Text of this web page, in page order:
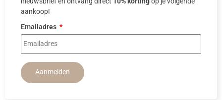
aankoop!
Emailadres
Aanmelden